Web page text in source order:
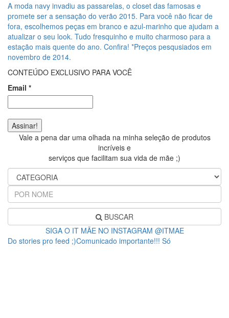
A moda navy invadiu as passarelas, o closet das famosas e
promete ser a sensação do verão 2015. Para você não ficar de
fora, escolhemos peças em branco e azul-marinho que ajudam a
atualizar o seu look. Tudo fresquinho e muito charmoso para a
estação mais quente do ano. Confira! *Preços pesqusiados em
novembro de 2014.
CONTEÚDO EXCLUSIVO PARA VOCÊ
Email *
Vale a pena dar uma olhada na minha seleção de produtos
incríveis e
serviços que facilitam sua vida de mãe ;)
BUSCAR
SIGA O IT MÃE NO INSTAGRAM @ITMAE
Do stories pro feed ;)Comunicado importante!!! Só